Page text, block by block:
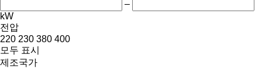
–
kW
전압
220 230 380 400
모두 표시
제조국가